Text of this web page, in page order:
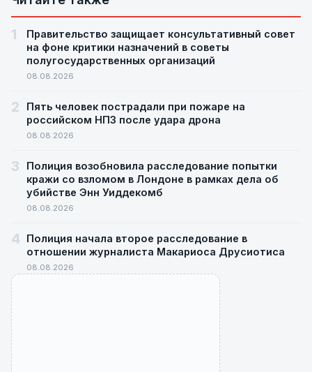
1
Правительство защищает консультативный совет
на фоне критики назначений в советы
полугосударственных организаций
08.08.2026
2
Пять человек пострадали при пожаре на
российском НПЗ после удара дрона
08.08.2026
3
Полиция возобновила расследование попытки
кражи со взломом в Лондоне в рамках дела об
убийстве Энн Уиддекомб
08.08.2026
4
Полиция начала второе расследование в
отношении журналиста Макариоса Друсиотиса
08.08.2026